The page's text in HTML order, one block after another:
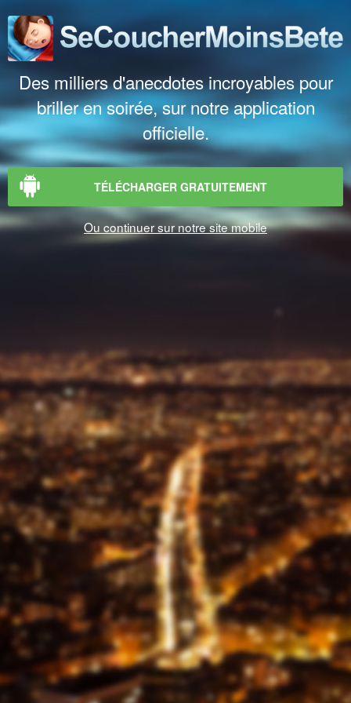
Des milliers d'anecdotes incroyables pour
briller en soirée, sur notre application
officielle.
TÉLÉCHARGER GRATUITEMENT
Ou continuer sur notre site mobile